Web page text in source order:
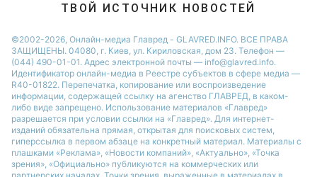
ТВОЙ ИСТОЧНИК НОВОСТЕЙ
©2002-2026, Онлайн-медиа Главред - GLAVRED.INFO. ВСЕ ПРАВА
ЗАЩИЩЕНЫ. 04080, г. Киев, ул. Кириловская, дом 23. Телефон —
(044) 490-01-01. Адрес электронной почты — info@glavred.info.
Идентификатор онлайн-медиа в Реестре cубъектов в сфере медиа —
R40-01822. Перепечатка, копирование или воспроизведение
информации, содержащей ссылку на агенство ГЛАВРЕД, в каком-
либо виде запрещено. Использование материалов «Главред»
разрешается при условии ссылки на «Главред». Для интернет-
изданий обязательна прямая, открытая для поисковых систем,
гиперссылка в первом абзаце на конкретный материал. Материалы с
плашками «Реклама», «Новости компаний», «Актуально», «Точка
зрения», «Официально» публикуются на коммерческих или